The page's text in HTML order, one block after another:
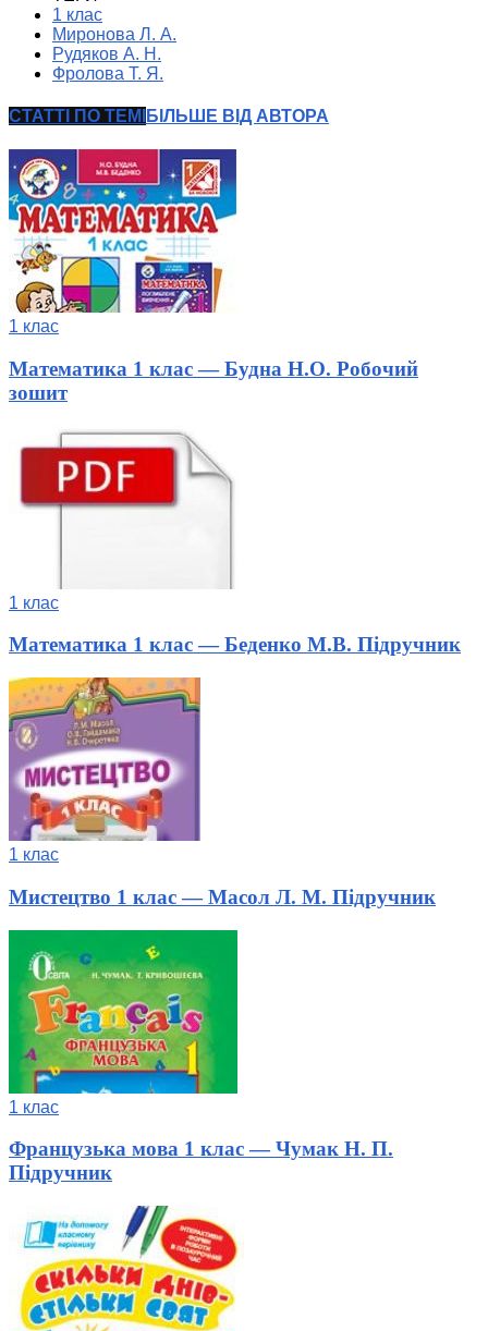
1 клас
Миронова Л. А.
Рудяков А. Н.
Фролова Т. Я.
СТАТТІ ПО ТЕМІ БІЛЬШЕ ВІД АВТОРА
1 клас
Математика 1 клас — Будна Н.О. Робочий
зошит
1 клас
Математика 1 клас — Беденко М.В. Підручник
1 клас
Мистецтво 1 клас — Масол Л. М. Підручник
1 клас
Французька мова 1 клас — Чумак Н. П.
Підручник